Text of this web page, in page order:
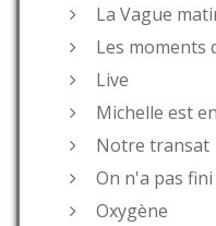
La Vague
Les moments
Live
Michelle est
Notre transat
On n'a pas
Oxygène